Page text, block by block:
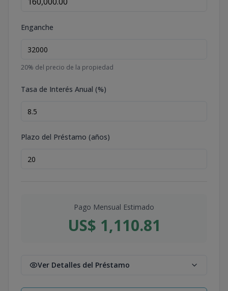
Enganche
20% del precio de la propiedad
Tasa de Interés Anual (%)
Plazo del Préstamo (años)
Pago Mensual Estimado
US$ 1,110.81
Ver Detalles del Préstamo